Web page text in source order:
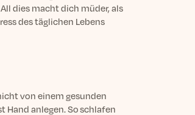
dies macht dich müder, als
des täglichen Lebens
von einem gesunden
Hand anlegen. So schlafen